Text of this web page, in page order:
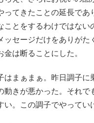
ってきたことの延長であ
ことをするわけではない
ッセージだけをありがた
金は断ることにした。
はまぁまぁ。昨日調子に
動きが悪かった。それで
い。この調子でやってい